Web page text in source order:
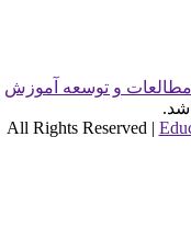
و توسعه آموزش